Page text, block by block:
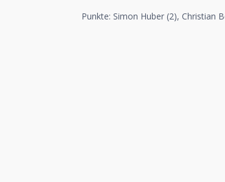
Punkte: Simon Huber (2), Christian